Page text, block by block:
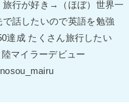
旅行が好き→（ほぼ）世界一
で話したいので英語を勉強
達成 たくさん旅行したい
マイラーデビュー